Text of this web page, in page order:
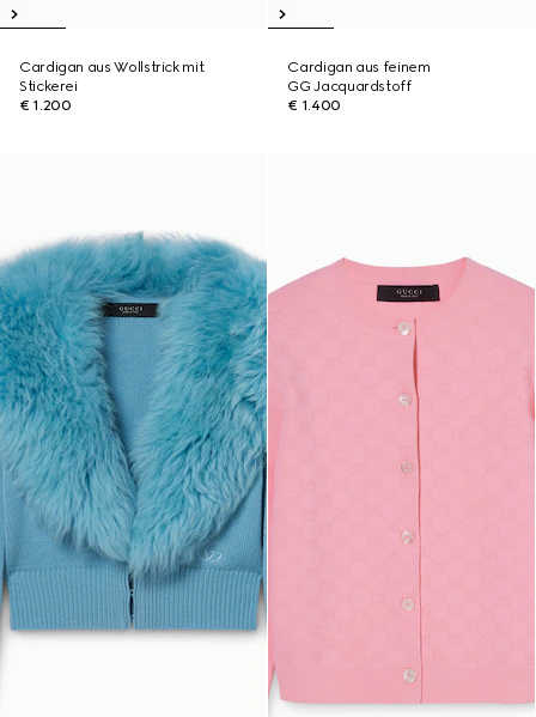
Cardigan aus Wollstrick mit
Stickerei
€ 1.200
Cardigan aus feinem
GG Jacquardstoff
€ 1.400